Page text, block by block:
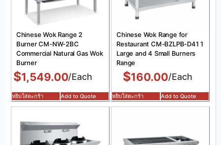
Chinese Wok Range 2
Burner CM-NW-2BC
Commercial Natural Gas Wok
Burner
$1,549.00/Each
หยิบใส่ตะกร้า Add to Quote
Chinese Wok Range for
Restaurant CM-BZLPB-D41 1
Large and 4 Small Burners
Range
$160.00/Each
หยิบใส่ตะกร้า Add to Quote